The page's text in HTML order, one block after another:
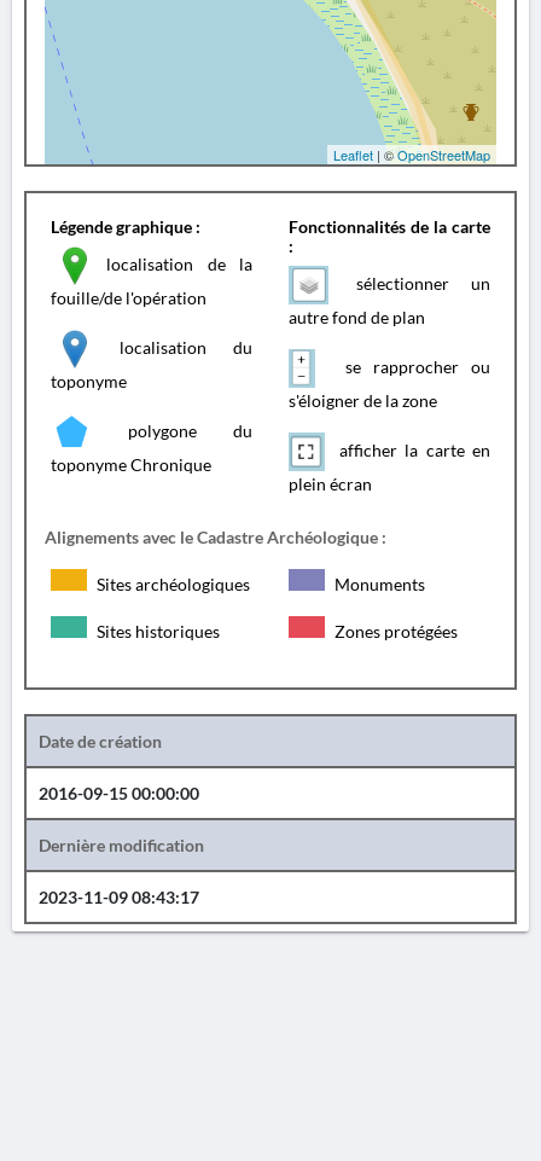
Leaflet | ©OpenStreetMap
Légende graphique :
localisation de la
fouille/de l'opération
localisation du
toponyme
polygone du
toponyme Chronique
Fonctionnalités de la carte
:
sélectionner un
autre fond de plan
se rapprocher ou
s'éloigner de la zone
afficher la carte en
plein écran
Alignements avec le Cadastre Archéologique :
Sites archéologiques Monuments
Sites historiques Zones protégées
Date de création
2016-09-15 00:00:00
Dernière modification
2023-11-09 08:43:17